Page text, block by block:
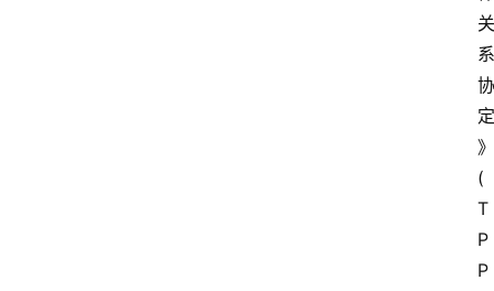
关
系
协
定
》
(
T
P
P